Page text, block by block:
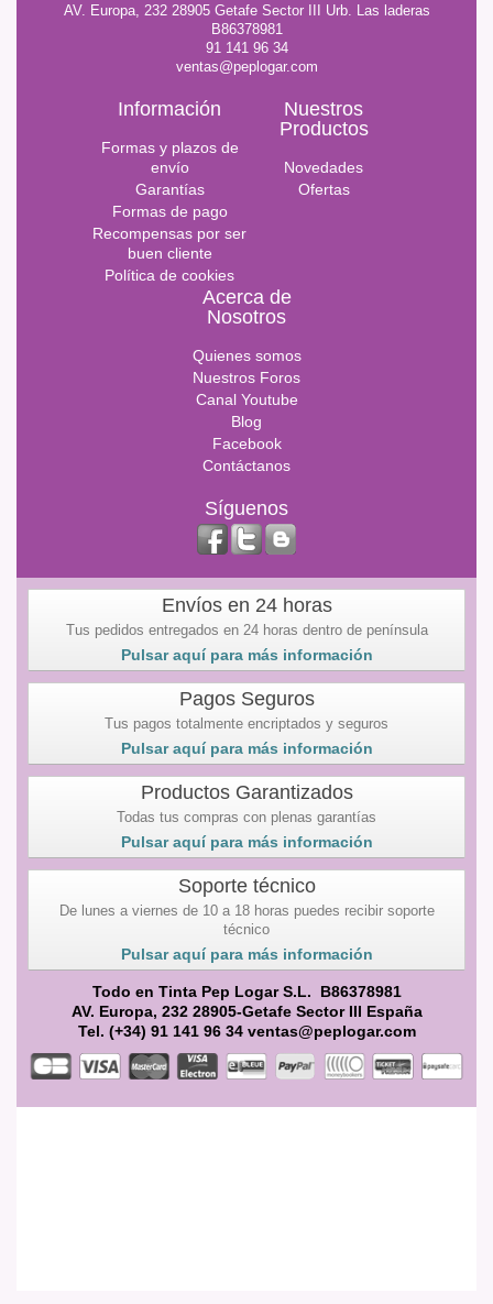
AV. Europa, 232 28905 Getafe Sector III Urb. Las laderas
B86378981
91 141 96 34
ventas@peplogar.com
Información
Formas y plazos de
envío
Garantías
Formas de pago
Recompensas por ser
buen cliente
Política de cookies
Nuestros
Productos
Novedades
Ofertas
Acerca de
Nosotros
Quienes somos
Nuestros Foros
Canal Youtube
Blog
Facebook
Contáctanos
Síguenos
Envíos en 24 horas
Tus pedidos entregados en 24 horas dentro de península
Pulsar aquí para más información
Pagos Seguros
Tus pagos totalmente encriptados y seguros
Pulsar aquí para más información
Productos Garantizados
Todas tus compras con plenas garantías
Pulsar aquí para más información
Soporte técnico
De lunes a viernes de 10 a 18 horas puedes recibir soporte
técnico
Pulsar aquí para más información
Todo en Tinta Pep Logar S.L. B86378981
AV. Europa, 232 28905-Getafe Sector III España
Tel. (+34) 91 141 96 34 ventas@peplogar.com